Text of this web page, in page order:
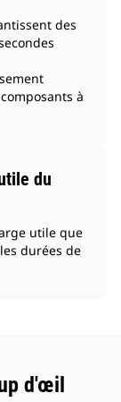
des
à
du
utile que
durées de
d'œil